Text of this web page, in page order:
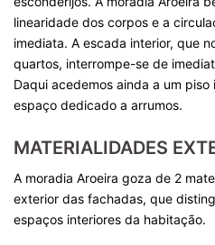
linearidade dos corpos e a
imediata. A escada interior, que
quartos, interrompe-se de
Daqui acedemos ainda a um
espaço dedicado a arrumos.
MATERIALIDADES
A moradia Aroeira goza de 2
exterior das fachadas, que
espaços interiores da habitação.